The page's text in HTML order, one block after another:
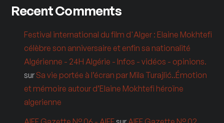
Recent Comments
Festival international du film d'Alger : Elaine Mokhtefi
célèbre son anniversaire et enfin sa nationalité
Algérienne - 24H Algérie - Infos - vidéos - opinions.
sur Sa vie portée à l’écran par Mila Turajlić..Émotion
et mémoire autour d’Elaine Mokhtefi héroïne
algerienne